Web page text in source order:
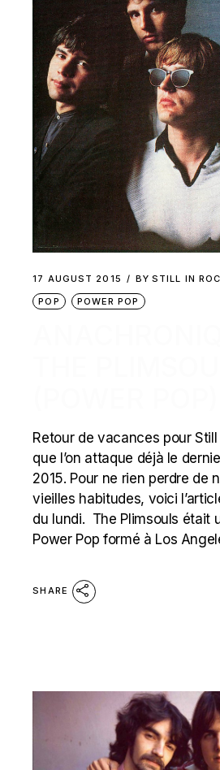
17 AUGUST 2015 BY STILL IN
POP
POWER POP
Retour de vacances pour
que l’on attaque déjà le
2015. Pour ne rien perdre de
vieilles habitudes, voici
du lundi. The Plimsouls était
Power Pop formé à Los
SHARE